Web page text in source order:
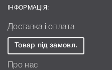
ІНФОРМАЦІЯ:
Доставка і оплата
Товар під замовл.
Про нас